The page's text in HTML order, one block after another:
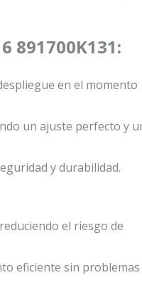
891700K131:
en el momento
un ajuste perfecto y
y durabilidad.
el riesgo de
eficiente sin problemas